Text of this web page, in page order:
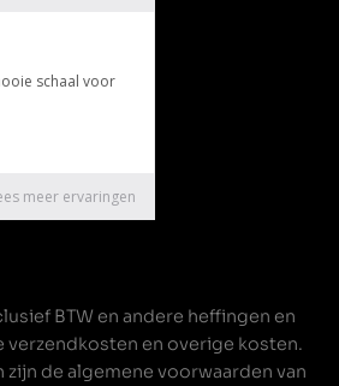
BTW en andere heffingen en
verzendkosten en overige kosten.
zijn de algemene voorwaarden van